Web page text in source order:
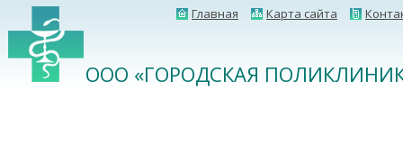
Главная Карта сайта
ООО «ГОРОДСКАЯ